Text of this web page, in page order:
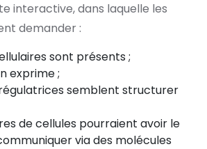
interactive, dans laquelle les
demander :
sont présents ;
exprime ;
semblent structurer
de cellules pourraient avoir le
via des molécules